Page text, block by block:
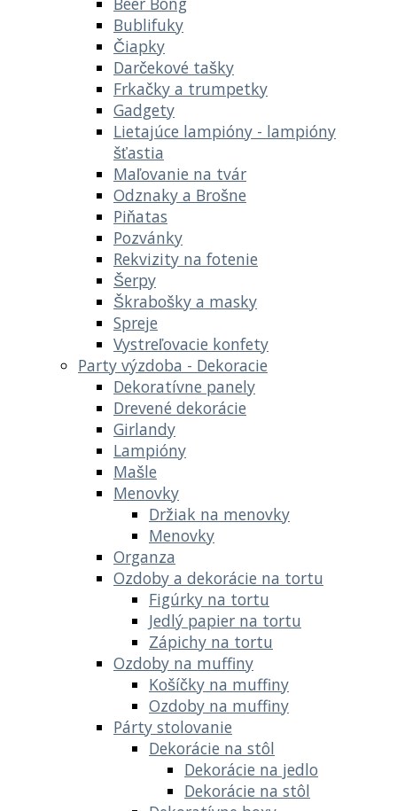
Bublifuky
Čiapky
Darčekové tašky
Frkačky a trumpetky
Gadgety
Lietajúce lampióny - lampióny
šťastia
Maľovanie na tvár
Odznaky a Brošne
Piňatas
Pozvánky
Rekvizity na fotenie
Šerpy
Škrabošky a masky
Spreje
Vystreľovacie konfety
Party výzdoba - Dekoracie
Dekoratívne panely
Drevené dekorácie
Girlandy
Lampióny
Mašle
Menovky
Držiak na menovky
Menovky
Organza
Ozdoby a dekorácie na tortu
Figúrky na tortu
Jedlý papier na tortu
Zápichy na tortu
Ozdoby na muffiny
Košíčky na muffiny
Ozdoby na muffiny
Párty stolovanie
Dekorácie na stôl
Dekorácie na jedlo
Dekorácie na stôl